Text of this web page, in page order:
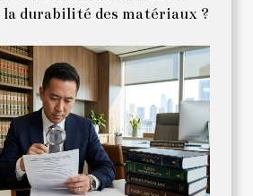
durabilité des matériaux ?